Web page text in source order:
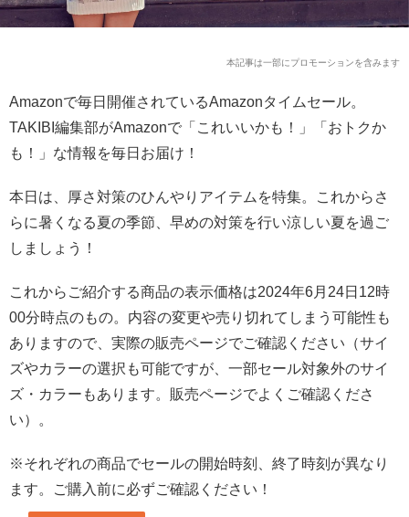
本記事は一部にプロモーションを含みます
Amazonで毎日開催されているAmazonタイムセール。
TAKIBI編集部がAmazonで「これいいかも！」「おトクか
も！」な情報を毎日お届け！
本日は、厚さ対策のひんやりアイテムを特集。これからさ
らに暑くなる夏の季節、早めの対策を行い涼しい夏を過ご
しましょう！
これからご紹介する商品の表示価格は2024年6月24日12時
00分時点のもの。内容の変更や売り切れてしまう可能性も
ありますので、実際の販売ページでご確認ください（サイ
ズやカラーの選択も可能ですが、一部セール対象外のサイ
ズ・カラーもあります。販売ページでよくご確認くださ
い）。
※それぞれの商品でセールの開始時刻、終了時刻が異なり
ます。ご購入前に必ずご確認ください！